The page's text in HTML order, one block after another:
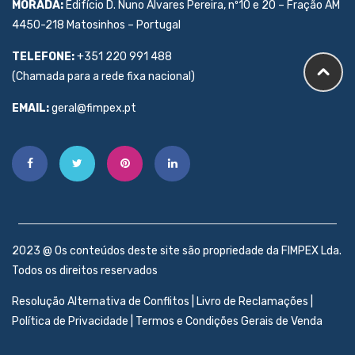
MORADA:Edifício D. Nuno Álvares Pereira, nº10 e 20 – Fração AM
4450-218 Matosinhos – Portugal
TELEFONE:+351 220 991 488
(Chamada para a rede fixa nacional)
EMAIL:geral@fimpex.pt
2023 @ Os conteúdos deste site são propriedade da FIMPEX Lda.
Todos os direitos reservados
Resolução Alternativa de Conflitos Livro de Reclamações
Política de Privacidade
Termos e Condições Gerais de Venda